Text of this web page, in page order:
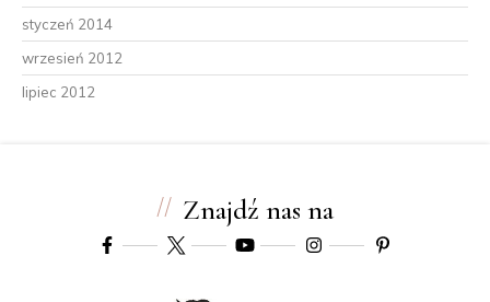
styczeń 2014
wrzesień 2012
lipiec 2012
Znajdź nas na